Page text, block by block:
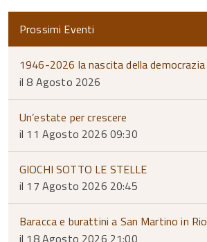
Prossimi Eventi
1946-2026 la nascita della democrazia
il 8 Agosto 2026
Un’estate per crescere
il 11 Agosto 2026 09:30
GIOCHI SOTTO LE STELLE
il 17 Agosto 2026 20:45
Baracca e burattini a San Martino in Rio
il 18 Agosto 2026 21:00